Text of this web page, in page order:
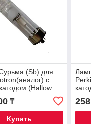
(Sb) для
с
(Hallow
₸
Купить